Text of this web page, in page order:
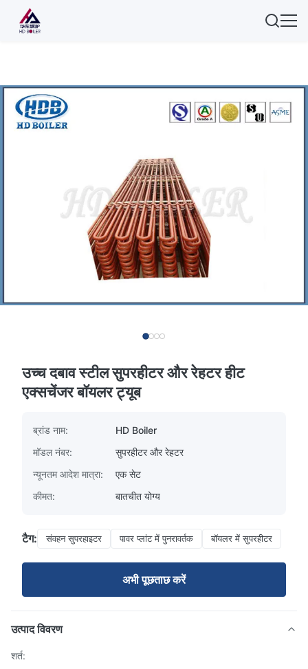
उच्च दबाव स्टील सुपरहीटर और रेहटर हीट
एक्सचेंजर बॉयलर ट्यूब
ब्रांड नाम:
HD Boiler
मॉडल नंबर:
सुपरहीटर और रेहटर
न्यूनतम आदेश मात्रा:
एक सेट
कीमत:
बातचीत योग्य
टैग: संवहन सुपरहाइटर पावर प्लांट में पुनरावर्तक बॉयलर में सुपरहीटर
अभी पूछताछ करें
उत्पाद विवरण
शर्त: